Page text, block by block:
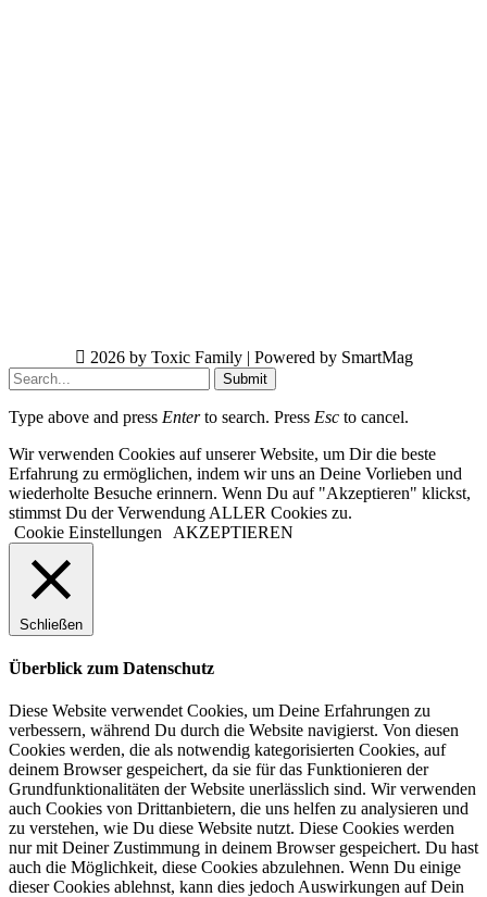
2026 by Toxic Family | Powered by SmartMag
Submit
Type above and press Enterto search. Press Esc to cancel.
Wir verwenden Cookies auf unserer Website, um Dir die beste
Erfahrung zu ermöglichen, indem wir uns an Deine Vorlieben und
wiederholte Besuche erinnern. Wenn Du auf "Akzeptieren" klickst,
stimmst Du der Verwendung ALLER Cookies zu.
Cookie Einstellungen
AKZEPTIEREN
Schließen
Überblick zum Datenschutz
Diese Website verwendet Cookies, um Deine Erfahrungen zu
verbessern, während Du durch die Website navigierst. Von diesen
Cookies werden, die als notwendig kategorisierten Cookies, auf
deinem Browser gespeichert, da sie für das Funktionieren der
Grundfunktionalitäten der Website unerlässlich sind. Wir verwenden
auch Cookies von Drittanbietern, die uns helfen zu analysieren und
zu verstehen, wie Du diese Website nutzt. Diese Cookies werden
nur mit Deiner Zustimmung in deinem Browser gespeichert. Du hast
auch die Möglichkeit, diese Cookies abzulehnen. Wenn Du einige
dieser Cookies ablehnst, kann dies jedoch Auswirkungen auf Dein